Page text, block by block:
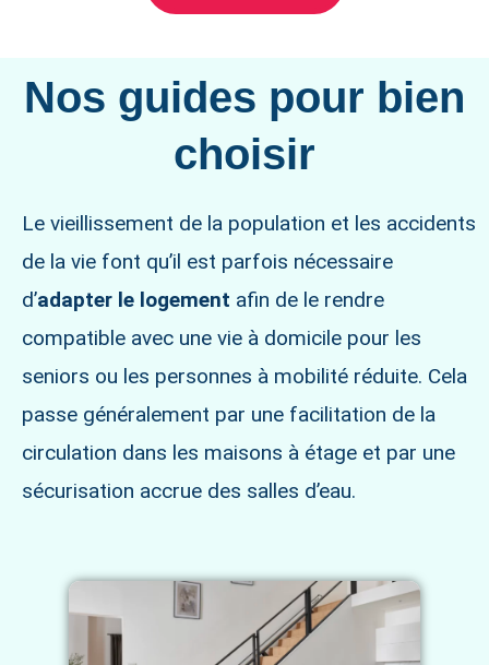
Nos guides pour bien
choisir
Le vieillissement de la population et les accidents
de la vie font qu’il est parfois nécessaire
d’adapter le logement afin de le rendre
compatible avec une vie à domicile pour les
seniors ou les personnes à mobilité réduite. Cela
passe généralement par une facilitation de la
circulation dans les maisons à étage et par une
sécurisation accrue des salles d’eau.